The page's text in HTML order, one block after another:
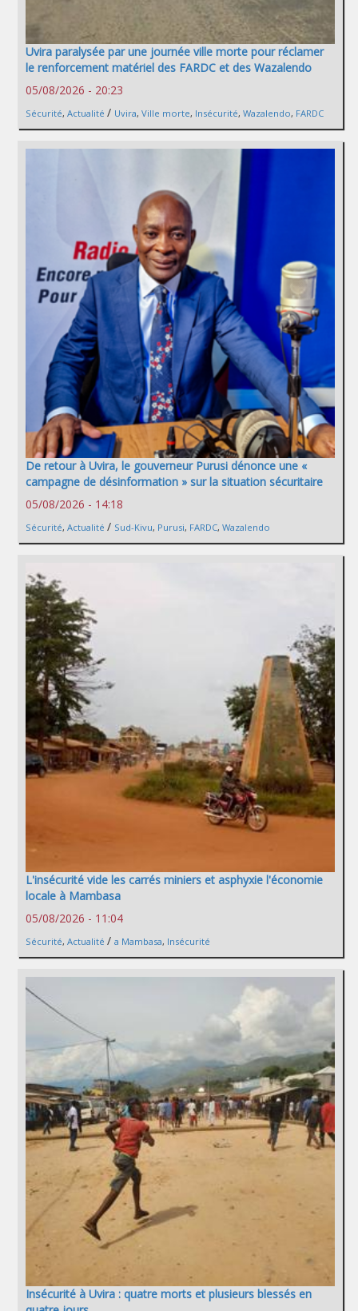
Uvira paralysée par une journée ville morte pour réclamer
le renforcement matériel des FARDC et des Wazalendo
05/08/2026 - 20:23
Sécurité, Actualité / Uvira, Ville morte, Insécurité, Wazalendo, FARDC
De retour à Uvira, le gouverneur Purusi dénonce une «
campagne de désinformation » sur la situation sécuritaire
05/08/2026 - 14:18
Sécurité, Actualité / Sud-Kivu, Purusi, FARDC, Wazalendo
L'insécurité vide les carrés miniers et asphyxie l'économie
locale à Mambasa
05/08/2026 - 11:04
Sécurité, Actualité / a Mambasa, Insécurité
Insécurité à Uvira : quatre morts et plusieurs blessés en